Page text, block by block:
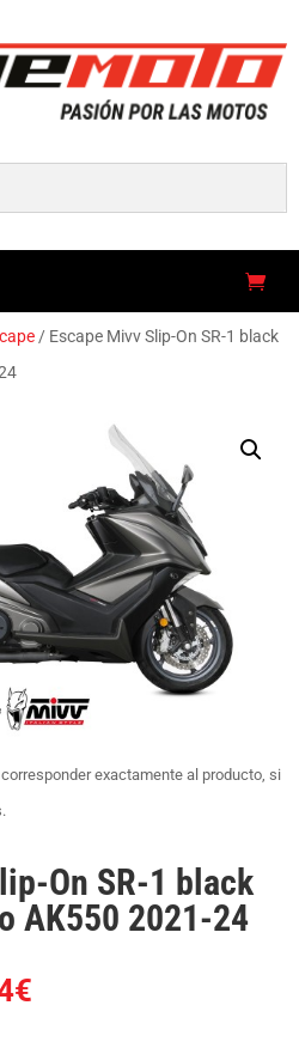
/ Escape Mivv Slip-On SR-1 black
exactamente al producto, si
On SR-1 black
AK550 2021-24
€